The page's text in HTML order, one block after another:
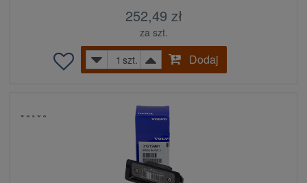
252,49 zł
za szt.
szt.
Dodaj